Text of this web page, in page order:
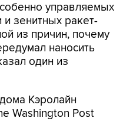
управляемых
зенитных ракет-
из причин, почему
наносить
один из
Кэролайн
Washington Post